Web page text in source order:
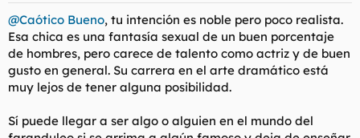
@Caótico Bueno, tu intención es noble pero poco realista.
Esa chica es una fantasía sexual de un buen porcentaje
de hombres, pero carece de talento como actriz y de buen
gusto en general. Su carrera en el arte dramático está
muy lejos de tener alguna posibilidad.
Sí puede llegar a ser algo o alguien en el mundo del